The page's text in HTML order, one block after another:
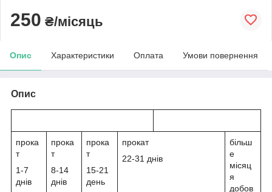
250 ₴/місяць
Опис Характеристики Оплата Умови повернення
Опис
прока
т
1-7
днів
прока
т
8-14
днів
прока
т
15-21
день
прокат
22-31 днів
більш
е
місяц
я
добов